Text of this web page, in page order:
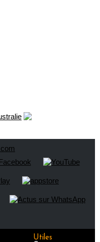
Utiles